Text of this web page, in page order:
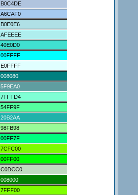
B0C4DE
A6CAF0
B0E0E6
AFEEEE
40E0D0
00FFFF
E0FFFF
008080
5F9EA0
7FFFD4
54FF9F
20B2AA
98FB98
00FF7F
7CFC00
00FF00
C0DCC0
008000
7FFF00